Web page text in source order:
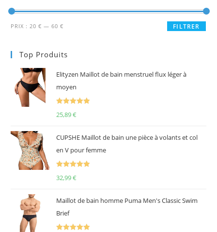
Prix
Prix
FILTRER
PRIX : 20 € —60 €
Top Produits
Elityzen Maillot de bain menstruel flux léger à
moyen
25,89€
CUPSHE Maillot de bain une pièce à volants et col
en V pour femme
32,99€
Maillot de bain homme Puma Men's Classic Swim
Brief